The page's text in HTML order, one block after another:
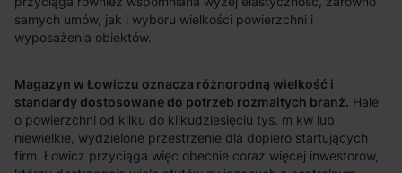
Magazyn w Łowiczu oznacza różnorodną wielkość i
standardy dostosowane do potrzeb rozmaitych branż.